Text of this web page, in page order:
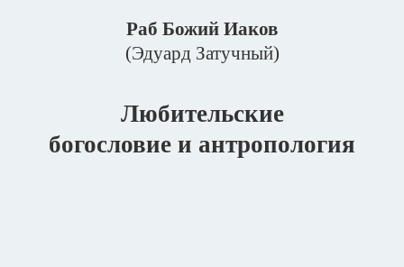
Раб Божий Иаков
(Эдуард Затучный)
Любительские
богословие и антропология